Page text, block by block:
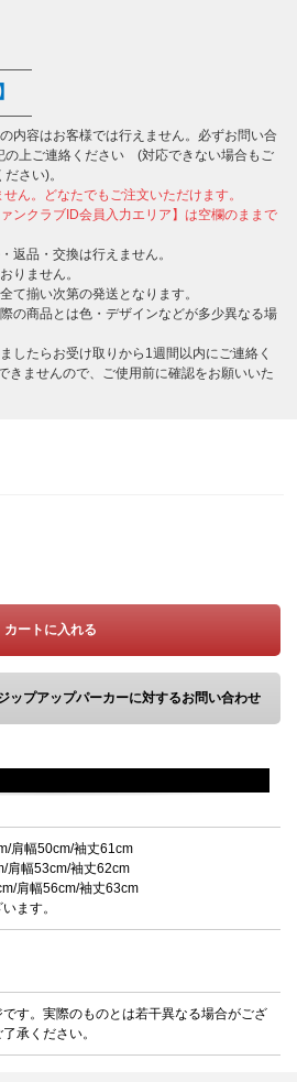
内容はお客様では行えません。必ずお問い合
の上ご連絡ください (対応できない場合もご
さい)。
ん。どなたでもご注文いただけます。
ンクラブID会員入力エリア】は空欄のままで
返品・交換は行えません。
りません。
て揃い次第の発送となります。
の商品とは色・デザインなどが多少異なる場
したらお受け取りから1週間以内にご連絡く
きませんので、ご使用前に確認をお願いいた
カートに入れる
プアップパーカーに対するお問い合わせ
肩幅50cm/袖丈61cm
肩幅53cm/袖丈62cm
肩幅56cm/袖丈63cm
ます。
す。実際のものとは若干異なる場合がござ
承ください。